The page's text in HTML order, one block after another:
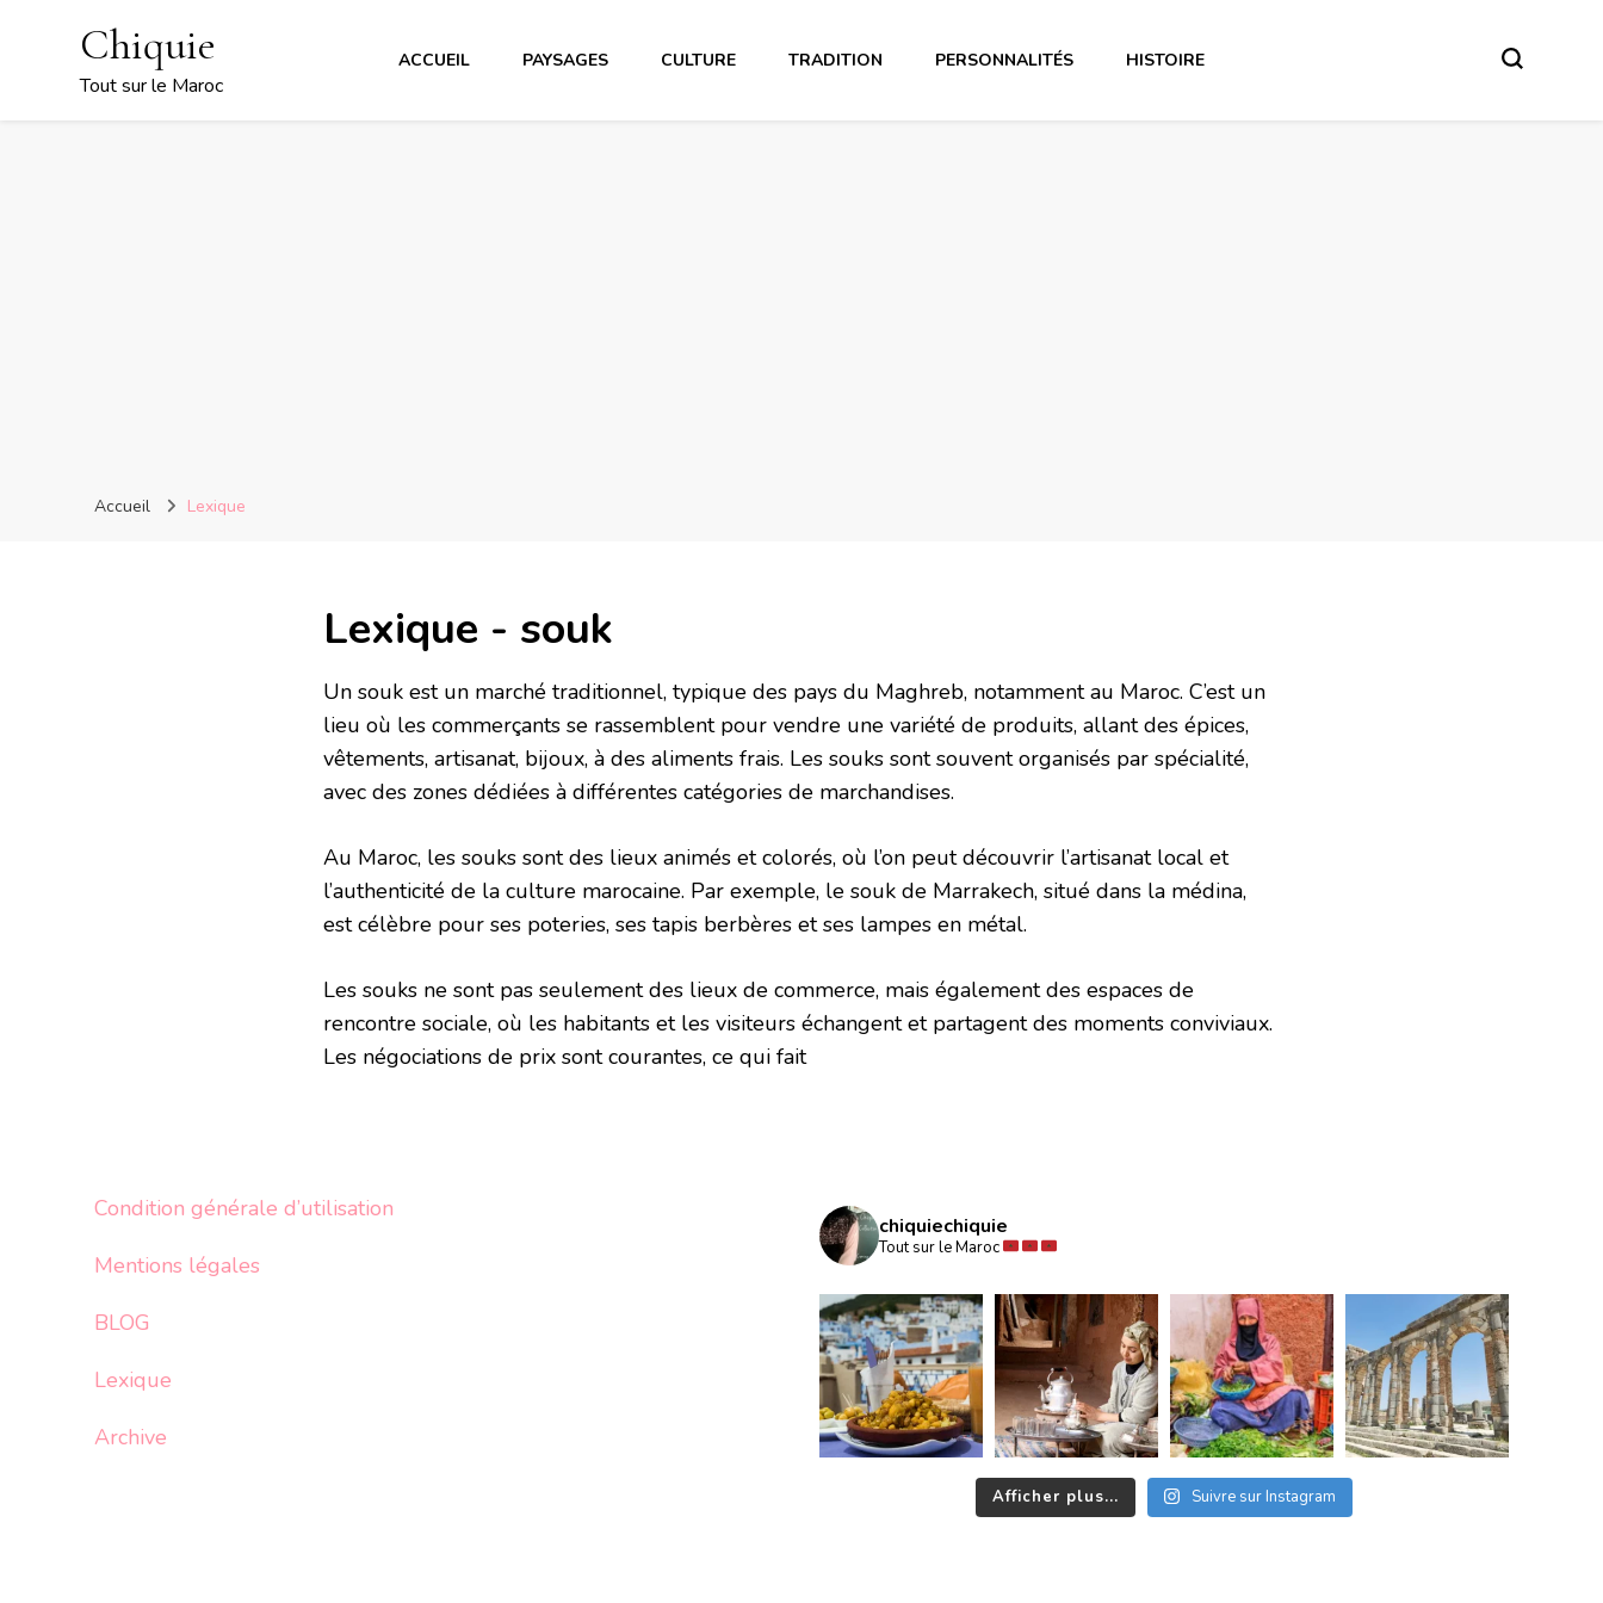
Chiquie
Tout sur le Maroc
ACCUEIL PAYSAGES CULTURE TRADITION PERSONNALITÉS HISTOIRE
Accueil Lexique
Lexique - souk
Un souk est un marché traditionnel, typique des pays du Maghreb, notamment au Maroc. C’est un
lieu où les commerçants se rassemblent pour vendre une variété de produits, allant des épices,
vêtements, artisanat, bijoux, à des aliments frais. Les souks sont souvent organisés par spécialité,
avec des zones dédiées à différentes catégories de marchandises.
Au Maroc, les souks sont des lieux animés et colorés, où l’on peut découvrir l’artisanat local et
l’authenticité de la culture marocaine. Par exemple, le souk de Marrakech, situé dans la médina,
est célèbre pour ses poteries, ses tapis berbères et ses lampes en métal.
Les souks ne sont pas seulement des lieux de commerce, mais également des espaces de
rencontre sociale, où les habitants et les visiteurs échangent et partagent des moments conviviaux.
Les négociations de prix sont courantes, ce qui fait
Condition générale d’utilisation
Mentions légales
BLOG
Lexique
Archive
chiquiechiquie
Tout sur le Maroc
Afficher plus... Suivre sur Instagram